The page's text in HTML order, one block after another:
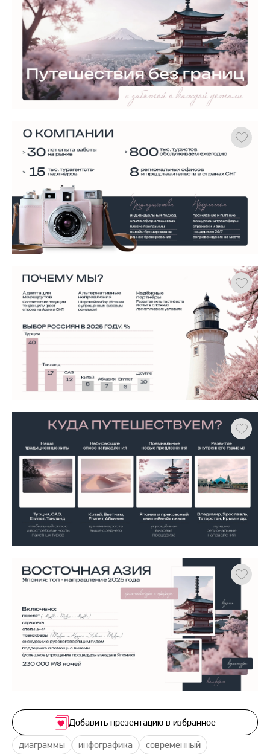
диаграммы инфографика современный
Добавить презентацию в избранное